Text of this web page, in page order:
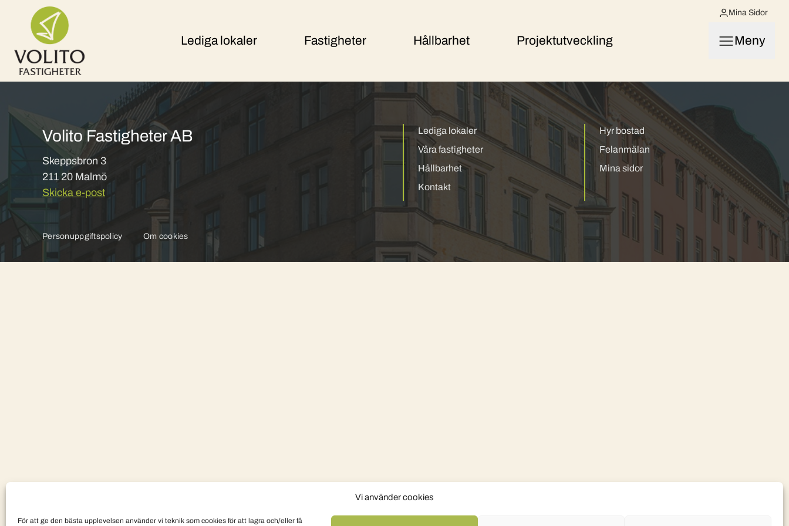
Vi använder cookies
För att ge den bästa upplevelsen använder vi teknik som cookies för att lagra och/eller få
Skip to content
Lediga lokaler Fastigheter Hållbarhet Projektutveckling
Mina Sidor
Meny
Volito Fastigheter AB
Skeppsbron 3
211 20 Malmö
Skicka e-post
Lediga lokaler
Våra fastigheter
Hållbarhet
Kontakt
Hyr bostad
Felanmälan
Mina sidor
Personuppgiftspolicy Om cookies